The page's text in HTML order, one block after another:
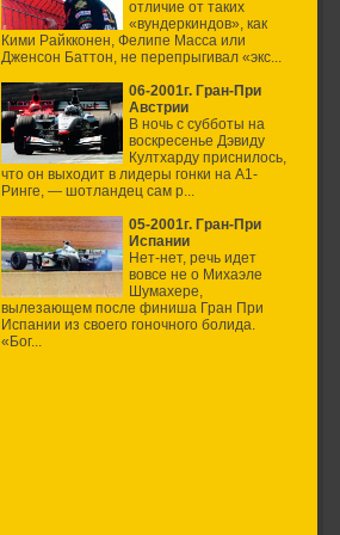
отличие от таких
«вундеркиндов», как
Кими Райкконен, Фелипе Масса или
Дженсон Баттон, не перепрыгивал «экс...
06-2001г. Гран-При
Австрии
В ночь с субботы на
воскресенье Дэвиду
Култхарду приснилось,
что он выходит в лидеры гонки на А1-
Ринге, — шотландец сам р...
05-2001г. Гран-При
Испании
Нет-нет, речь идет
вовсе не о Михаэле
Шумахере,
вылезающем после финиша Гран При
Испании из своего гоночного болида.
«Бог...